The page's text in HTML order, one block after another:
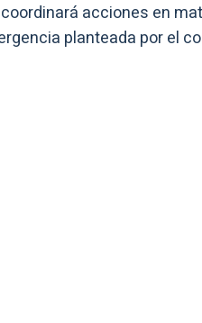
acciones en
planteada por el